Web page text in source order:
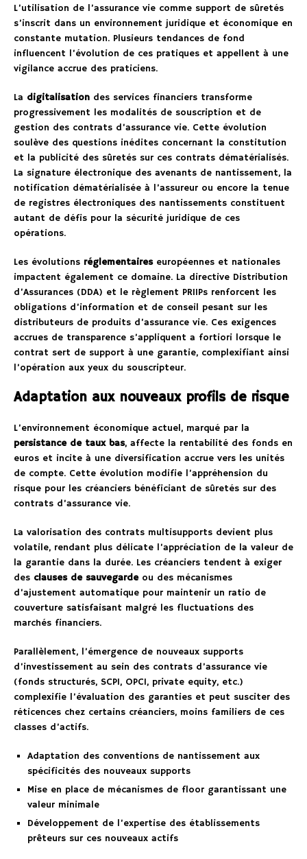
L’utilisation de l’assurance vie comme support de sûretés
s’inscrit dans un environnement juridique et économique en
constante mutation. Plusieurs tendances de fond
influencent l’évolution de ces pratiques et appellent à une
vigilance accrue des praticiens.
La digitalisation des services financiers transforme
progressivement les modalités de souscription et de
gestion des contrats d’assurance vie. Cette évolution
soulève des questions inédites concernant la constitution
et la publicité des sûretés sur ces contrats dématérialisés.
La signature électronique des avenants de nantissement, la
notification dématérialisée à l’assureur ou encore la tenue
de registres électroniques des nantissements constituent
autant de défis pour la sécurité juridique de ces
opérations.
Les évolutions réglementaireseuropéennes et nationales
impactent également ce domaine. La directive Distribution
d’Assurances (DDA) et le règlement PRIIPs renforcent les
obligations d’information et de conseil pesant sur les
distributeurs de produits d’assurance vie. Ces exigences
accrues de transparence s’appliquent a fortiori lorsque le
contrat sert de support à une garantie, complexifiant ainsi
l’opération aux yeux du souscripteur.
Adaptation aux nouveaux profils de risque
L’environnement économique actuel, marqué par la
persistance de taux bas, affecte la rentabilité des fonds en
euros et incite à une diversification accrue vers les unités
de compte. Cette évolution modifie l’appréhension du
risque pour les créanciers bénéficiant de sûretés sur des
contrats d’assurance vie.
La valorisation des contrats multisupports devient plus
volatile, rendant plus délicate l’appréciation de la valeur de
la garantie dans la durée. Les créanciers tendent à exiger
des clauses de sauvegardeou des mécanismes
d’ajustement automatique pour maintenir un ratio de
couverture satisfaisant malgré les fluctuations des
marchés financiers.
Parallèlement, l’émergence de nouveaux supports
d’investissement au sein des contrats d’assurance vie
(fonds structurés, SCPI, OPCI, private equity, etc.)
complexifie l’évaluation des garanties et peut susciter des
réticences chez certains créanciers, moins familiers de ces
classes d’actifs.
Adaptation des conventions de nantissement aux
spécificités des nouveaux supports
Mise en place de mécanismes de floor garantissant une
valeur minimale
Développement de l’expertise des établissements
prêteurs sur ces nouveaux actifs